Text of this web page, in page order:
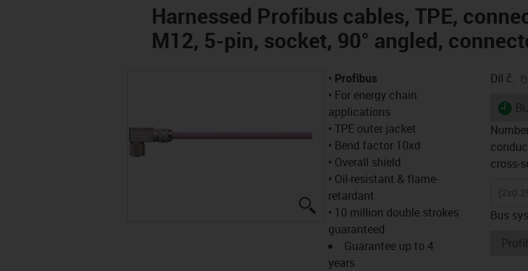
Harnessed Profibus cables, TPE,
M12, 5-pin, socket, 90° angled,
igus-icon-lupe
• Profibus
• For energy chain
applications
• TPE outer jacket
• Bend factor 10xd
• Overall shield
• Oil-resistant & flame-
retardant
• 10 million double strokes
guaranteed
Guarantee up to 4
years
Díl č.
cross-
Bus